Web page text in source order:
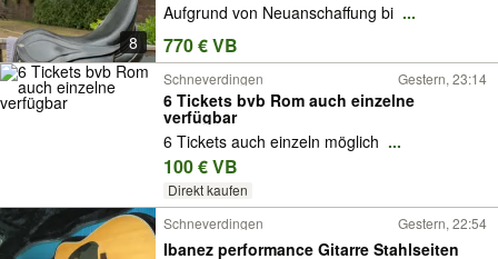
8
Aufgrund von Neuanschaffung bi ...
770 € VB
Schneverdingen Gestern, 23:14
6 Tickets bvb Rom auch einzelne
verfügbar
6 Tickets auch einzeln möglich ...
100 € VB
Direkt kaufen
Schneverdingen Gestern, 22:54
Ibanez performance Gitarre Stahlseiten